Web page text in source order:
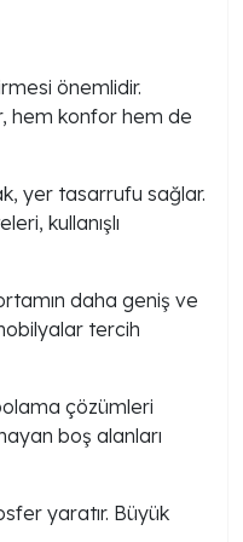
önemlidir.
hem konfor hem de
yer tasarrufu sağlar.
kullanışlı
daha geniş ve
tercih
çözümleri
boş alanları
yaratır. Büyük